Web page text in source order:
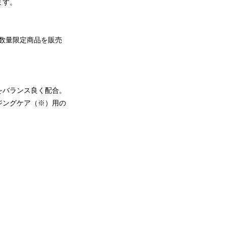
。
量限定商品を販売
ランス良く配合。
ングケア（※）用の